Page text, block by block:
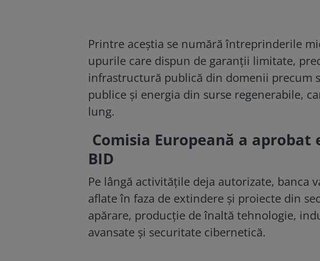
Printre aceștia se numără întreprinderile
upurile care dispun de garanții limitate,
infrastructură publică din domenii precum
publice și energia din surse regenerabile,
lung.
Comisia Europeană a
BID
Pe lângă activitățile deja autorizate, banca
aflate în faza de extindere și proiecte din
apărare, producție de înaltă tehnologie,
avansate și securitate cibernetică.